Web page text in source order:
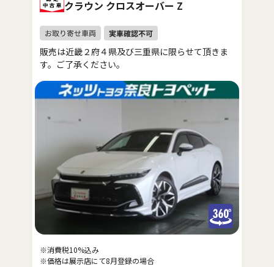
クラウン クロスオーバー Z
販売は近畿２府４県及び三重県に限らせて頂きま
す。ご了承ください。
※消費税10%込み
※価格は展示店にて8月登録の場合